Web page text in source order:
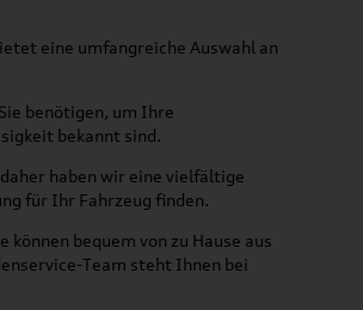
eine umfangreiche Auswahl an
benötigen, um Ihre
bekannt sind.
haben wir eine vielfältige
für Ihr Fahrzeug finden.
bequem von zu Hause aus
Team steht Ihnen bei